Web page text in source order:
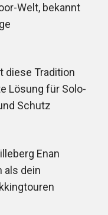
Welt, bekannt
diese Tradition
Lösung für Solo-
Schutz
Enan
als dein